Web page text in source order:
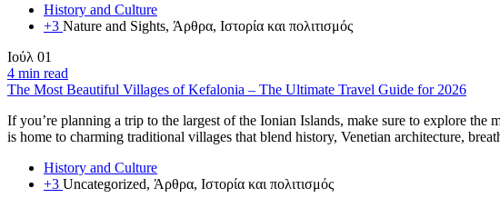
History and Culture
+3 Nature and Sights, Άρθρα, Ιστορία και πολιτισμός
Ιούλ 01
4 min read
The Most Beautiful Villages of Kefalonia – The Ultimate Travel Guide for 2026
If you’re planning a trip to the largest of the Ionian Islands, make sure to explore
is home to charming traditional villages that blend history, Venetian architecture,
History and Culture
+3 Uncategorized, Άρθρα, Ιστορία και πολιτισμός